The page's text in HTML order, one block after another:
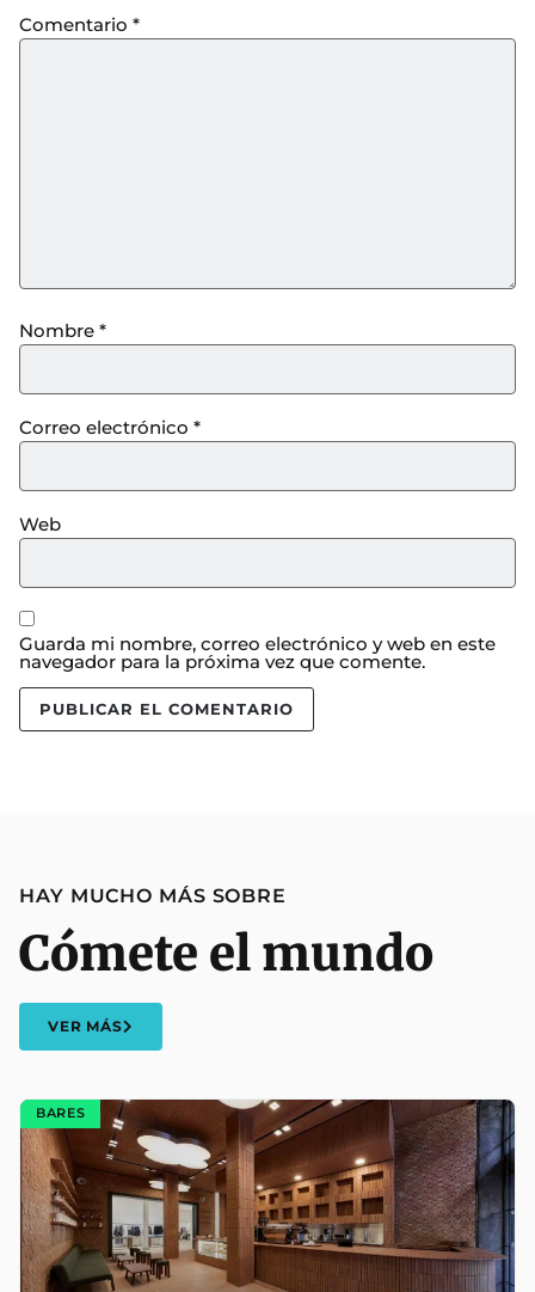
Comentario *
Nombre *
Correo electrónico *
Web
Guarda mi nombre, correo electrónico y web en este
navegador para la próxima vez que comente.
HAY MUCHO MÁS SOBRE
Cómete el mundo
VER MÁS
BARES